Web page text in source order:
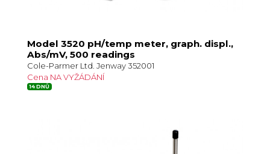
Model 3520 pH/temp meter, graph. displ.,
Abs/mV, 500 readings
Cole-Parmer Ltd. Jenway 352001
Cena NA VYŽÁDÁNÍ
14 DNŮ